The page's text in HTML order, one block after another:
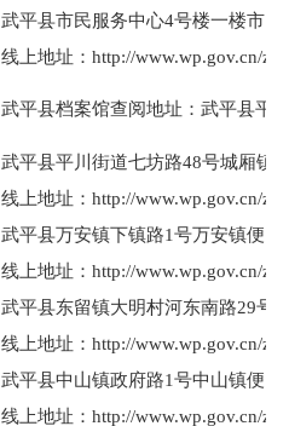
武平县市民服务中心4号楼一楼市民
线上地址：http://www.wp.gov.cn/
武平县档案馆查阅地址：武平县平
武平县平川街道七坊路48号城厢镇
线上地址：http://www.wp.gov.cn/
武平县万安镇下镇路1号万安镇便民
线上地址：http://www.wp.gov.cn/
武平县东留镇大明村河东南路29号
线上地址：http://www.wp.gov.cn/
武平县中山镇政府路1号中山镇便民
线上地址：http://www.wp.gov.cn/